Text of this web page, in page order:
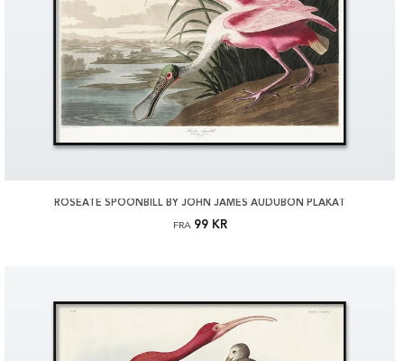
ROSEATE SPOONBILL BY JOHN JAMES AUDUBON PLAKAT
FRA 99 KR